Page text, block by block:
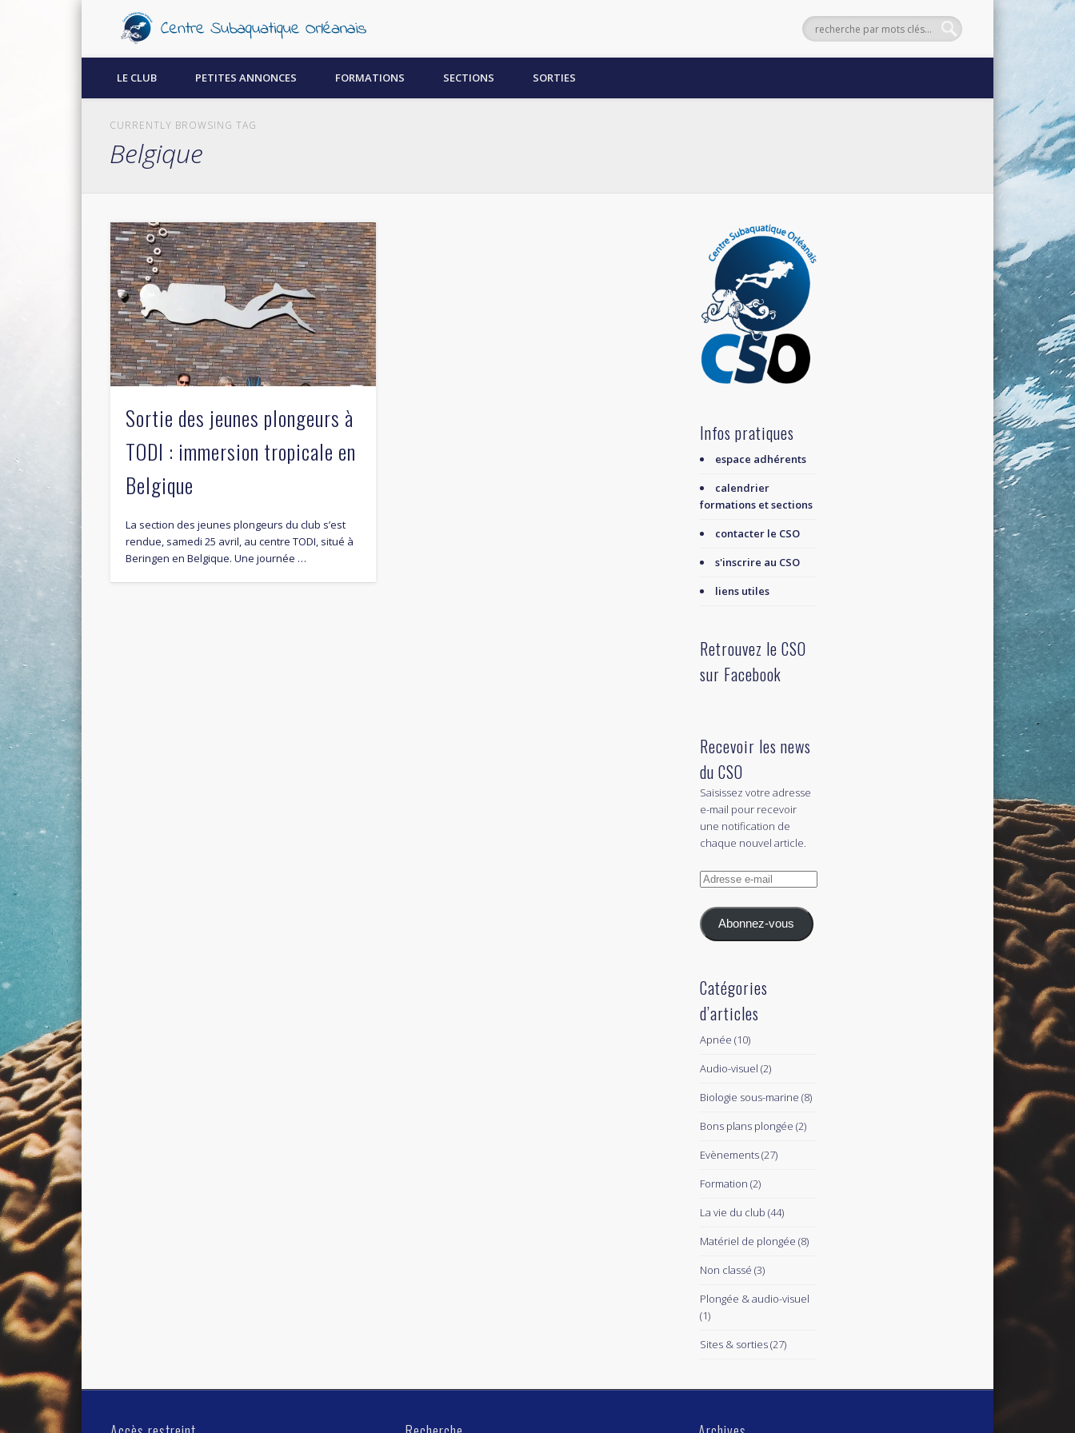
Découvrez la plongée sous-marine à Orléans !
LE CLUB PETITES ANNONCES FORMATIONS SECTIONS SORTIES
CURRENTLY BROWSING TAG
Belgique
Sortie des jeunes plongeurs à
TODI : immersion tropicale en
Belgique
La section des jeunes plongeurs du club s’est
rendue, samedi 25 avril, au centre TODI, situé à
Beringen en Belgique. Une journée …
Infos pratiques
espace adhérents
calendrier
formations et sections
contacter le CSO
s'inscrire au CSO
liens utiles
Retrouvez le CSO
sur Facebook
Recevoir les news
du CSO
Saisissez votre adresse
e-mail pour recevoir
une notification de
chaque nouvel article.
Adresse
mail
Abonnez-vous
Catégories
d’articles
Apnée (10)
Audio-visuel (2)
Biologie sous-marine (8)
Bons plans plongée (2)
Evènements(27)
Formation (2)
La vie du club (44)
Matériel de plongée (8)
Non classé (3)
Plongée & audio-visuel
(1)
Sites & sorties(27)